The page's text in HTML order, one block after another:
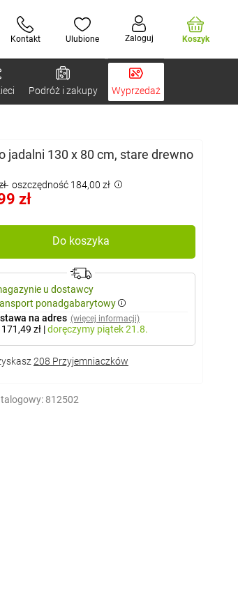
Kontakt Ulubione Zaloguj Koszyk
Podróż i zakupy Wyprzedaż
jadalni 130 x 80 cm, stare drewno
oszczędność 184,00 zł
zł
Do koszyka
u dostawcy
ponadgabarytowy
na adres (więcej informacji)
zł |doręczymy piątek 21.8.
208 Przyjemniaczków
812502